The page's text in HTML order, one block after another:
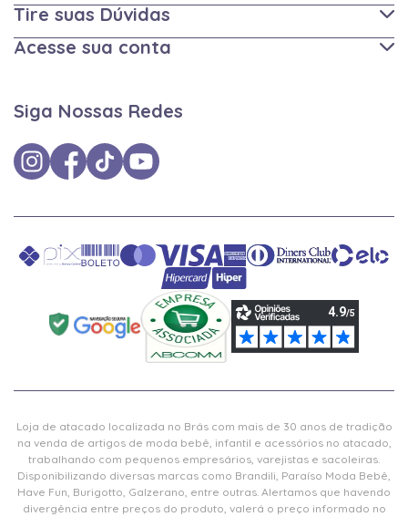
Tire suas Dúvidas
Acesse sua conta
Siga Nossas Redes
Loja de atacado localizada no Brás com mais de 30 anos de tradição
na venda de artigos de moda bebê, infantil e acessórios no atacado,
trabalhando com pequenos empresários, varejistas e sacoleiras.
Disponibilizando diversas marcas como Brandili, Paraíso Moda Bebê,
Have Fun, Burigotto, Galzerano, entre outras. Alertamos que havendo
divergência entre preços do produto, valerá o preço informado no